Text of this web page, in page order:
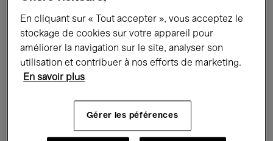
Tous les événements Concerts
Expositions Performances
Rencontres & Débats
Musique classique Global Music
En cliquant sur « Tout accepter », vous acceptez le
stockage de cookies sur votre appareil pour
améliorer la navigation sur le site, analyser son
utilisation et contribuer à nos efforts de marketing.
En savoir plus
Gérer les péférences